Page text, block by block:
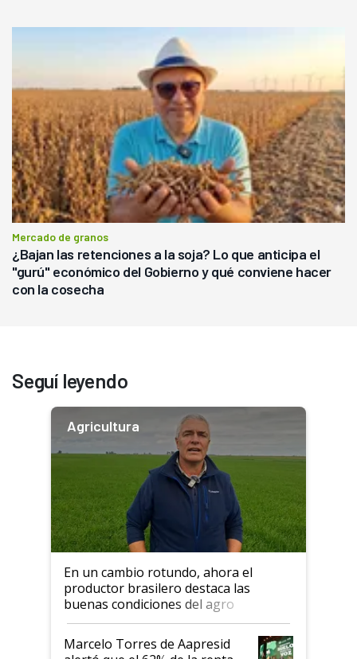
Mercado de granos
¿Bajan las retenciones a la soja? Lo que anticipa el
"gurú" económico del Gobierno y qué conviene hacer
con la cosecha
Seguí leyendo
Agricultura
En un cambio rotundo, ahora el
productor brasilero destaca las
buenas condiciones del agro
argentino para invertir: "Los veo
más motivados"
Marcelo Torres de Aapresid